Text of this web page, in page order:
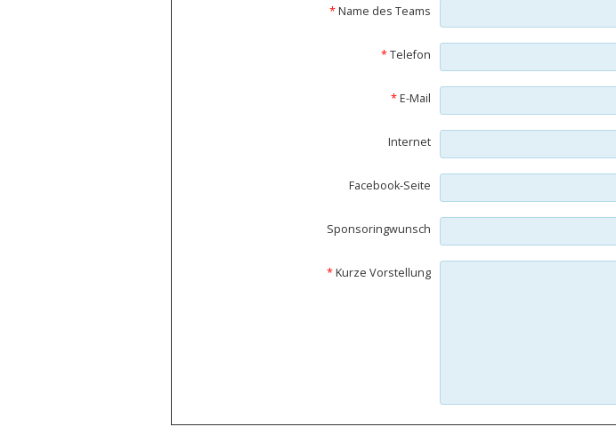
*Name des Teams
*Telefon
*E-Mail
Internet
Facebook-Seite
Sponsoringwunsch
*Kurze Vorstellung